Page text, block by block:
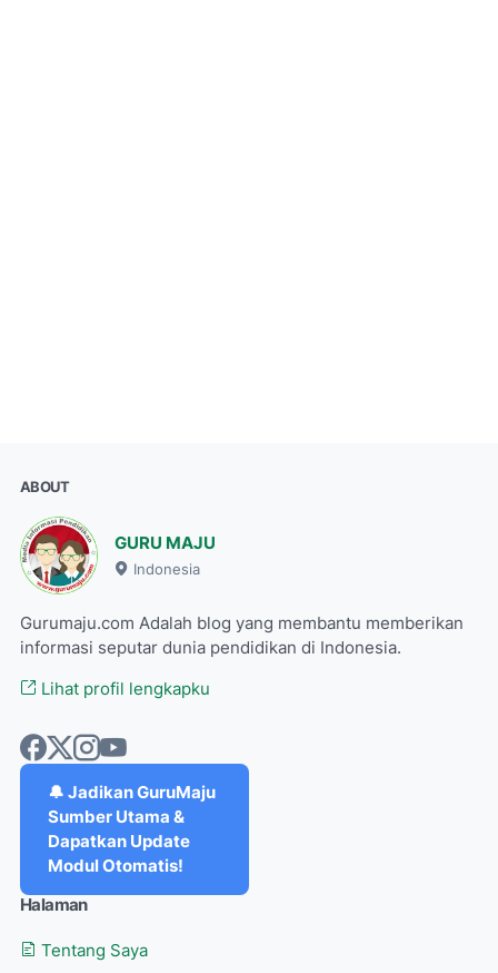
ABOUT
GURU MAJU
Indonesia
Gurumaju.com Adalah blog yang membantu memberikan
informasi seputar dunia pendidikan di Indonesia.
Lihat profil lengkapku
🔔 Jadikan GuruMaju
Sumber Utama &
Dapatkan Update
Modul Otomatis!
Halaman
Tentang Saya